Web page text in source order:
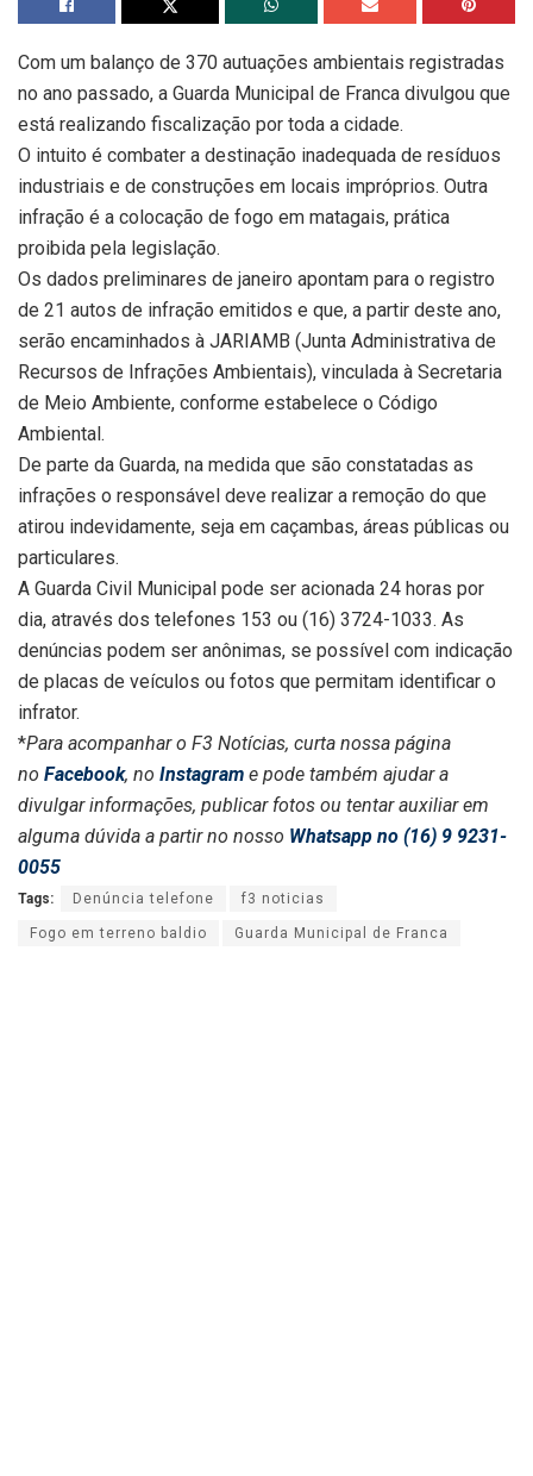
Com um balanço de 370 autuações ambientais registradas
no ano passado, a Guarda Municipal de Franca divulgou que
está realizando fiscalização por toda a cidade.
O intuito é combater a destinação inadequada de resíduos
industriais e de construções em locais impróprios. Outra
infração é a colocação de fogo em matagais, prática
proibida pela legislação.
Os dados preliminares de janeiro apontam para o registro
de 21 autos de infração emitidos e que, a partir deste ano,
serão encaminhados à JARIAMB (Junta Administrativa de
Recursos de Infrações Ambientais), vinculada à Secretaria
de Meio Ambiente, conforme estabelece o Código
Ambiental.
De parte da Guarda, na medida que são constatadas as
infrações o responsável deve realizar a remoção do que
atirou indevidamente, seja em caçambas, áreas públicas ou
particulares.
A Guarda Civil Municipal pode ser acionada 24 horas por
dia, através dos telefones 153 ou (16) 3724-1033. As
denúncias podem ser anônimas, se possível com indicação
de placas de veículos ou fotos que permitam identificar o
infrator.
*Para acompanhar o F3 Notícias, curta nossa página
no Facebook, no Instagram e pode também ajudar a
divulgar informações, publicar fotos ou tentar auxiliar em
alguma dúvida a partir no nosso Whatsapp no (16) 9 9231-
0055
Tags: Denúncia telefone f3 noticias
Fogo em terreno baldio Guarda Municipal de Franca